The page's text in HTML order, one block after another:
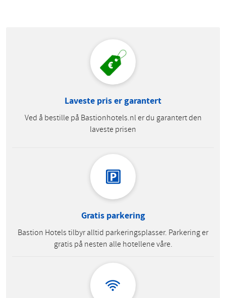
Laveste pris er garantert
Ved å bestille på Bastionhotels.nl er du garantert den
laveste prisen
Gratis parkering
Bastion Hotels tilbyr alltid parkeringsplasser. Parkering er
gratis på nesten alle hotellene våre.